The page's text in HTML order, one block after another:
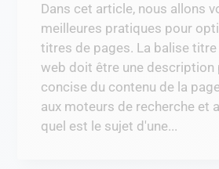
Dans cet article, nous allons
meilleures pratiques pour
titres de pages. La balise
web doit être une description
concise du contenu de la
aux moteurs de recherche et
quel est le sujet d'une...